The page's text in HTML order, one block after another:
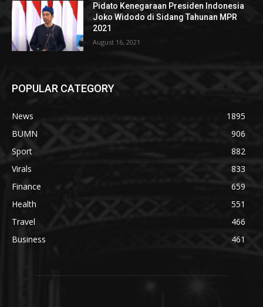
Pidato Kenegaraan Presiden Indonesia
Joko Widodo di Sidang Tahunan MPR
2021
August 16, 2021
POPULAR CATEGORY
News
1895
BUMN
906
Sport
882
Virals
833
Finance
659
Health
551
Travel
466
Business
461